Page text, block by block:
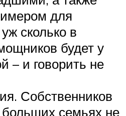
для
сколько в
будет у
– и говорить не
Собственников
больших семьях не